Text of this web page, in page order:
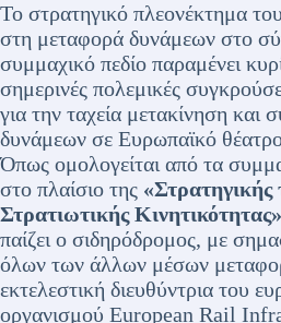
Το στρατηγικό πλεονέκτημα
στη μεταφορά δυνάμεων στο
συμμαχικό πεδίο παραμένει
σημερινές πολεμικές
για την ταχεία μετακίνηση και
δυνάμεων σε Ευρωπαϊκό
Όπως ομολογείται από τα
στο πλαίσιο της «Στρατηγικής
Στρατιωτικής Κινητικότητας»
παίζει ο σιδηρόδρομος, με
όλων των άλλων μέσων
εκτελεστική διευθύντρια του
οργανισμού European Rail